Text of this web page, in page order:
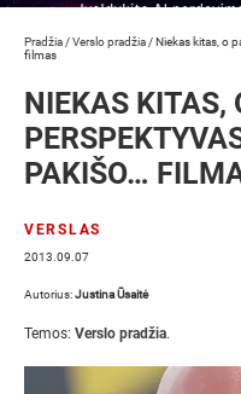
Pradžia /Verslo pradžia /Niekas kitas, o
filmas
NIEKAS KITAS,
PAKIŠO…
VERSLAS
2013.09.07
Autorius:Justina Ūsaitė
Temos: Verslo pradžia.